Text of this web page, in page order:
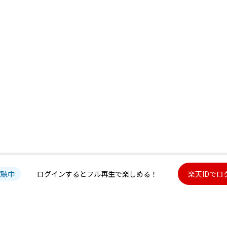
中 ログインするとフル再生で楽しめる！ 楽天IDでロ